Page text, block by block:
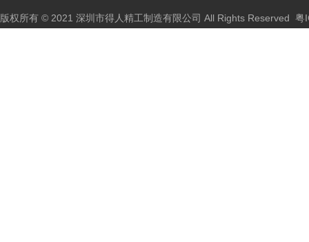
版权所有 © 2021 深圳市得人精工制造有限公司 All Rights Reserved 粤